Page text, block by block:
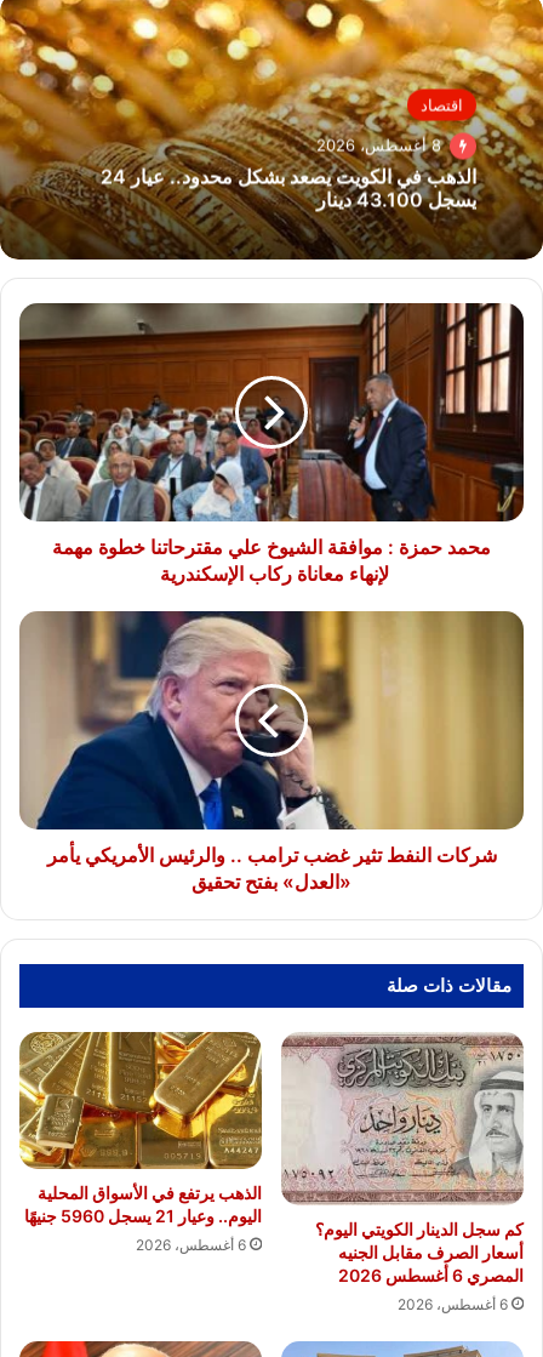
اقتصاد
8 أغسطس، 2026
الذهب في الكويت يصعد بشكل محدود.. عيار 24
يسجل 43.100 دينار
محمد
موافقة
الشيوخ
علي
مقترحاتنا
خطوة
مهمة
الإسكندرية
محمد حمزة : موافقة الشيوخ علي مقترحاتنا خطوة مهمة
لإنهاء معاناة ركاب الإسكندرية
شركات
يأمر
«العدل»شركات النفط تثير غضب ترامب .. والرئيس الأمريكي يأمر
«العدل» بفتح تحقيق
مقالات ذات صلة
كم سجل الدينار الكويتي اليوم؟
أسعار الصرف مقابل الجنيه
المصري 6 أغسطس 2026
6 أغسطس، 2026
الذهب يرتفع في الأسواق المحلية
اليوم.. وعيار 21 يسجل 5960 جنيهًا
6 أغسطس، 2026